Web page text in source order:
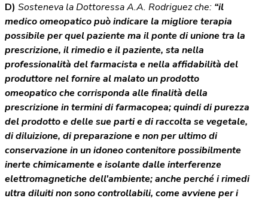
D) Sosteneva la Dottoressa A.A. Rodriguez che: “il
medico omeopatico può indicare la migliore terapia
possibile per quel paziente ma il ponte di unione tra la
prescrizione, il rimedio e il paziente, sta nella
professionalità del farmacista e nella affidabilità del
produttore nel fornire al malato un prodotto
omeopatico che corrisponda alle finalità della
prescrizione in termini di farmacopea; quindi di purezza
del prodotto e delle sue parti e di raccolta se vegetale,
di diluizione, di preparazione e non per ultimo di
conservazione in un idoneo contenitore possibilmente
inerte chimicamente e isolante dalle interferenze
elettromagnetiche dell’ambiente; anche perché i rimedi
ultra diluiti non sono controllabili, come avviene per i